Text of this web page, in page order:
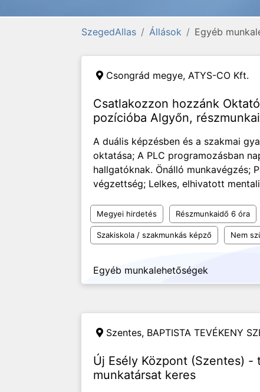
SzegedAllas Állások Egyéb
Csongrád megye, ATYS-CO Kft.
Csatlakozzon hozzánk
pozícióba Algyőn,
A duális képzésben és a szakmai
oktatása; A PLC programozásban
hallgatóknak. Önálló munkavégzés;
végzettség; Lelkes, elhivatott
Megyei hirdetés Részmunkaidő 6 óra
Szakiskola / szakmunkás képző Nem
Egyéb munkalehetőségek
Szentes, BAPTISTA TEVÉKENY
Új Esély Központ (Szentes) -
munkatársat keres